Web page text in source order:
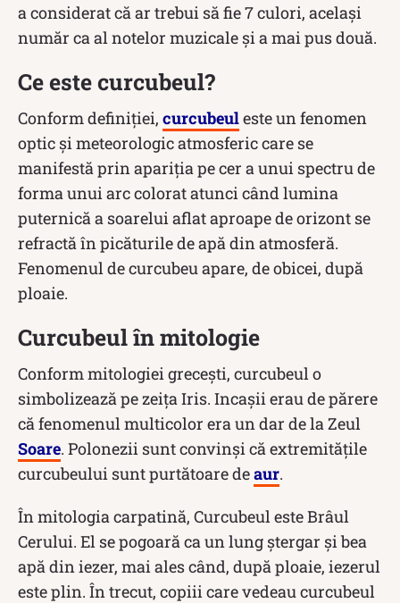
a considerat că ar trebui să fie 7 culori, acelaşi
număr ca al notelor muzicale și a mai pus două.
Ce este curcubeul?
Conform definiției, curcubeuleste un fenomen
optic și meteorologic atmosferic care se
manifestă prin apariția pe cer a unui spectru de
forma unui arc colorat atunci când lumina
puternică a soarelui aflat aproape de orizont se
refractă în picăturile de apă din atmosferă.
Fenomenul de curcubeu apare, de obicei, după
ploaie.
Curcubeul în mitologie
Conform mitologiei grecești, curcubeul o
simbolizează pe zeița Iris. Incaşii erau de părere
că fenomenul multicolor era un dar de la Zeul
Soare. Polonezii sunt convinși că extremitățile
curcubeului sunt purtătoare deaur.
În mitologia carpatină, Curcubeul este Brâul
Cerului. El se pogoară ca un lung ştergar şi bea
apă din iezer, mai ales când, după ploaie, iezerul
este plin. În trecut, copiii care vedeau curcubeul